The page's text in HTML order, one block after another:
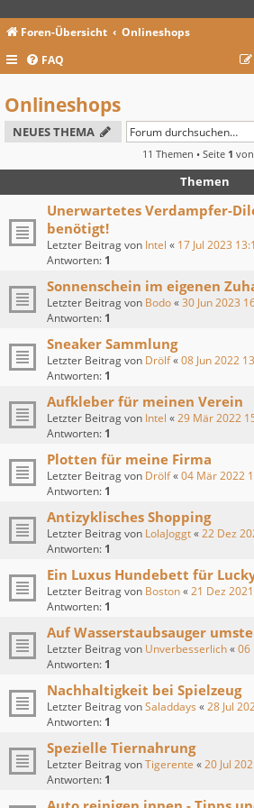
Foren-Übersicht Onlineshops
FAQ
Onlineshops
NEUES THEMA
11 Themen • Seite 1 von
Themen
Unerwartetes Verdampfer-
benötigt!
Letzter Beitrag von Intel « 17 Jul 2023
Antworten: 1
Sonnenschein im eigenen
Letzter Beitrag von Bodo«30 Jun 2023
Antworten: 1
Sneaker Sammlung
Letzter Beitrag von Drölf«08 Jun 2022
Antworten: 1
Aufkleber für meinen Verein
Letzter Beitrag von Intel «29 Mär 2022
Antworten: 1
Plotten für meine Firma
Letzter Beitrag von Drölf«04 Mär 2022
Antworten: 1
Antizyklisches Shopping
Letzter Beitrag von LolaJoggt«22 Dez
Antworten: 1
Ein Luxus Hundebett für
Letzter Beitrag von Boston«21 Dez
Antworten: 1
Auf Wasserstaubsauger
Letzter Beitrag von Unverbesserlich«06
Antworten: 1
Nachhaltigkeit bei Spielzeug
Letzter Beitrag vonSaladdays «28 Jul
Antworten: 1
Spezielle Tiernahrung
Letzter Beitrag vonTigerente «20 Jul
Antworten: 1